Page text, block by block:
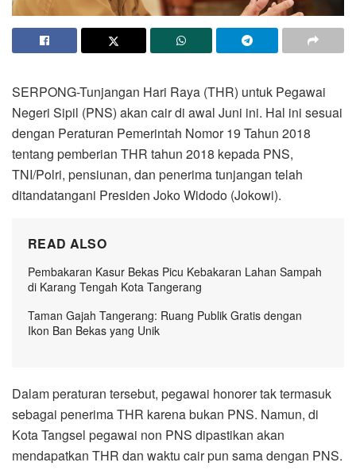
SERPONG-Tunjangan Hari Raya (THR) untuk Pegawai
Negeri Sipil (PNS) akan cair di awal Juni ini. Hal ini sesuai
dengan Peraturan Pemerintah Nomor 19 Tahun 2018
tentang pemberian THR tahun 2018 kepada PNS,
TNI/Polri, pensiunan, dan penerima tunjangan telah
ditandatangani Presiden Joko Widodo (Jokowi).
READ ALSO
Pembakaran Kasur Bekas Picu Kebakaran Lahan Sampah
di Karang Tengah Kota Tangerang
Taman Gajah Tangerang: Ruang Publik Gratis dengan
Ikon Ban Bekas yang Unik
Dalam peraturan tersebut, pegawai honorer tak termasuk
sebagai penerima THR karena bukan PNS. Namun, di
Kota Tangsel pegawai non PNS dipastikan akan
mendapatkan THR dan waktu cair pun sama dengan PNS.